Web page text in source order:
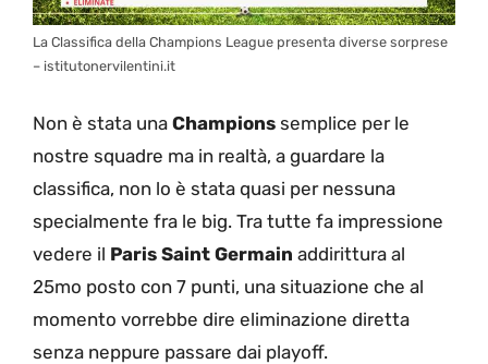
La Classifica della Champions League presenta diverse sorprese
– istitutonervilentini.it
Non è stata una Champions semplice per le
nostre squadre ma in realtà, a guardare la
classifica, non lo è stata quasi per nessuna
specialmente fra le big. Tra tutte fa impressione
vedere il Paris Saint Germain addirittura al
25mo posto con 7 punti, una situazione che al
momento vorrebbe dire eliminazione diretta
senza neppure passare dai playoff.